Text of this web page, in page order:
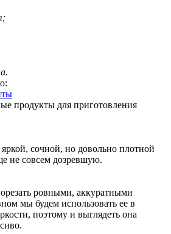
продукты для приготовления
сочной, но довольно плотной
не совсем дозревшую.
ровными, аккуратными
мы будем использовать ее в
поэтому и выглядеть она